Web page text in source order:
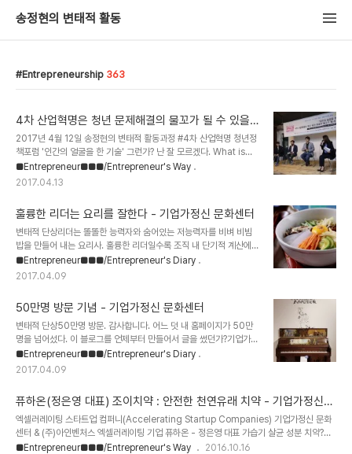
송정현의 변태적 활동
Entrepreneurship 363
4차 산업혁명은 청년 문제해결의 물꼬가 될 수 있을
까? - 기업가정신 문화센터
2017년 4월 12일 송정현의 변태적 활동과정 #4차 산업혁명 청년정
책포럼 '인간의 얼굴을 한 기술' 그런가? 난 잘 모르겠다. What is
4th Industrial Revolution? 서퍼(Surfer)는 늘 물결을 유심히 살
핀다.훌륭한 서퍼는 수많은 파도와 물결을 중에서도 유난히 큰 파도를
큰 파도일수록 위험하지만 그것은 곧 큰 즐거움이기도 하다. 4차 산업
혁명이 그렇다. 4th Industrial Revolution is NEXT WAVE. 4차
산업혁명은 수많은 물결과 파도 중에 정말로 거대한 파괴력을 지닌 파
도이다.다른 물결과는 다른 차원의 것. 4..
■Entrepreneur■■■/Entrepreneur's Way
2017.04.13
훌륭한 리더는 요리를 잘한다 - 기업가정신 문화센터
변태적 단상리더는 똘똘한 능력자와 숨어있는 저능력자를 비벼 비빔
밥을 만들어 내는 요리사. 훌륭한 리더일수록 조직 내 단기적 계산에
집중하는 능력자와 부족함을 숨기고 있는 저능력자를 비벼 하나의 음
식으로 내놓는 활동을 잘한다. 무척이나 공감되는 항목.리더는 사람을
대 이후에는 사람들을 절벽으로 모는 것을 좋아하지 않더라는 것. 이런
절박함으로 내몰려도 큰 불만 없이 갖은 고생에서 해답을 찾고 엄청난
힘을 발휘하는 것은 아마 우리 세대가 마지막인 것 같다. 단기적인 계
산이 빠른 똘똘한 척하는 능력자와 아직은 실제 업무에서 비리비리한
저능력자들을 어떻게 하면 잘 비벼내서 ..
■Entrepreneur■■■/Entrepreneur's Diary
2017.04.09
50만명 방문 기념 - 기업가정신 문화센터
변태적 단상50만명 방문. 감사합니다. 어느 덧 내 홈페이지가 50만
명을 넘어섰다. 이 블로그를 언제부터 만들어서 글을 썼던가?기업가정
신 세계일주 프로젝트를 준비하면서 만들었는데, 아마도 2009년이
나 2010년 정도일 것이다. 내 블로그에 50만명이나 다녀가니 말로
다. 머 일이 많아 바쁘기도 하지만, 마음에 분노가 쌓이고 쌓여서 임계
치를 넘어가서 그런 것 같기도 하다. 그 전에도 답답한 사건들이 많았
지만, 세월호 사건에서 나의 분노는 자제력을 잃어 버렸다. 대학생 이
후 처음으로 다시 머리를 박박 밀고 나의 분노를 꽤 오랫 동안 표출하
■Entrepreneur■■■/Entrepreneur's Diary
2017.04.09
퓨하온(정은영 대표) 조이치약 : 안전한 천연유래 치약 - 기업가정신
문화센터 & (주)아인벤처스
엑셀러레이팅 스타트업 컴퍼니(Accelerating Startup Companies) 기업가정신 문화
센터 & (주)아인벤처스 엑셀러레이팅 기업 퓨하온 - 정은영 대표 가습기 살균 성분 치약?엄
마가 내 아이를 위해 안전한 치약 개발-치과위생사가 가습기 살균 성분, 발암물질 등 유해성
■Entrepreneur■■■/Entrepreneur's Way 2016.10.16